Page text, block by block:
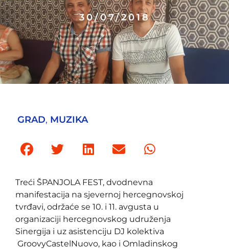
30/07/2018
GRAD, MUZIKA
Treći ŠPANJOLA FEST, dvodnevna
manifestacija na sjevernoj hercegnovskoj
tvrđavi, održaće se 10. i 11. avgusta u
organizaciji hercegnovskog udruženja
Sinergija i uz asistenciju DJ kolektiva
GroovyCastelNuovo, kao i Omladinskog